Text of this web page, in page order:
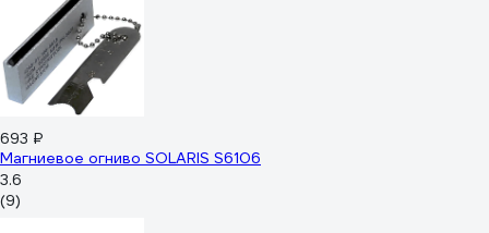
693 ₽
Магниевое огниво SOLARIS S6106
3.6
(9)